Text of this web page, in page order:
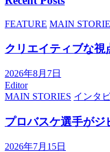
FEATURE MAIN
クリエイティブな
2026年8月7日
Editor
MAIN STORIES インタ
プロバスケ選手が
2026年7月15日